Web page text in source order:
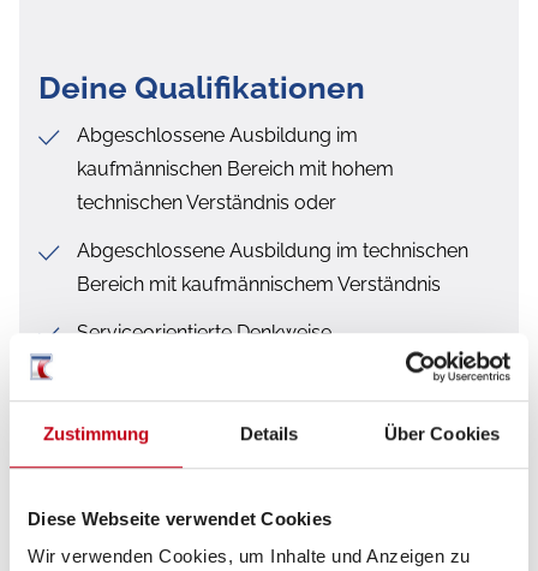
Zustimmung Details Über Cookies
Diese Webseite verwendet Cookies
Wir verwenden Cookies, um Inhalte und Anzeigen zu
Deine Qualifikationen
Abgeschlossene Ausbildung im
kaufmännischen Bereich mit hohem
technischen Verständnis oder
Abgeschlossene Ausbildung im technischen
Bereich mit kaufmännischem Verständnis
Serviceorientierte Denkweise
Analytisches Denken und selbständiges,
Belastbarkeit, Stressresistenz, Flexibilität
Teamfähigkeit und gute Umgangsformen
Eigenverantwortlichkeit und Zuverlässigkeit